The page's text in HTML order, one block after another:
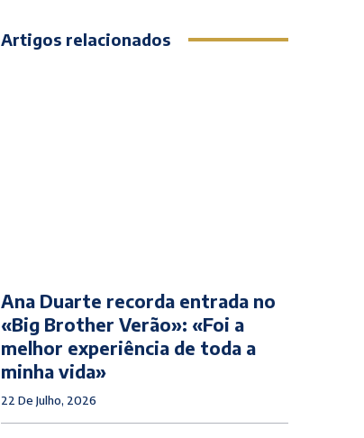
Artigos relacionados
Ana Duarte recorda entrada no
«Big Brother Verão»: «Foi a
melhor experiência de toda a
minha vida»
22 De Julho, 2026